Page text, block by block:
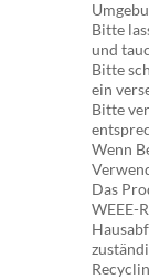
Bitte
und
Bitte
ein
Bitte
Wenn
Das
WEEE-